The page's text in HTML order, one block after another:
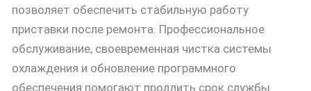
позволяет обеспечить стабильную работу
приставки после ремонта. Профессиональное
обслуживание, своевременная чистка системы
охлаждения и обновление программного
обеспечения помогают продлить срок службы